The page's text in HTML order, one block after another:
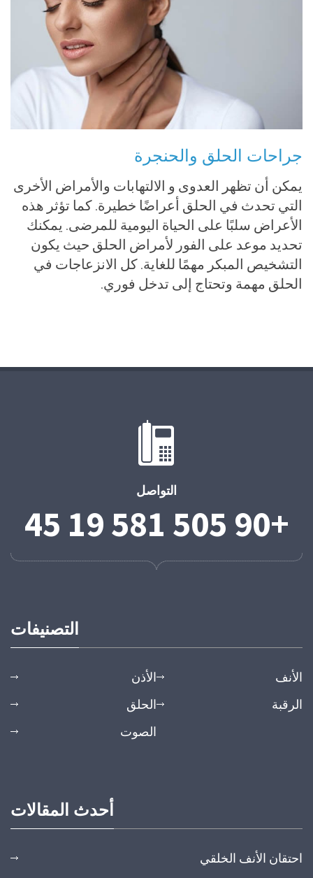
جراحات الحلق والحنجرة
يمكن أن تظهر العدوى و الالتهابات والأمراض الأخرى
التي تحدث في الحلق أعراضًا خطيرة. كما تؤثر هذه
الأعراض سلبًا على الحياة اليومية للمرضى. يمكنك
تحديد موعد على الفور لأمراض الحلق حيث يكون
التشخيص المبكر مهمًا للغاية. كل الانزعاجات في
الحلق مهمة وتحتاج إلى تدخل فوري.
التواصل
+90 505 581 19 45
التصنيفات
الأذن
الأنف
الحلق
الرقبة
الصوت
أحدث المقالات
احتقان الأنف الخلقي